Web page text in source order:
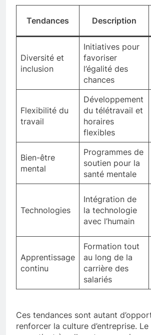
Tendances Description
Diversité et
inclusion
Initiatives pour
favoriser
l’égalité des
chances
Flexibilité du
travail
Développement
du télétravail et
horaires
flexibles
Bien-être
mental
Programmes de
soutien pour la
santé mentale
Technologies
Intégration de
la technologie
avec l’humain
Apprentissage
continu
Formation tout
au long de la
carrière des
salariés
Ces tendances sont autant
renforcer la culture d’entreprise.